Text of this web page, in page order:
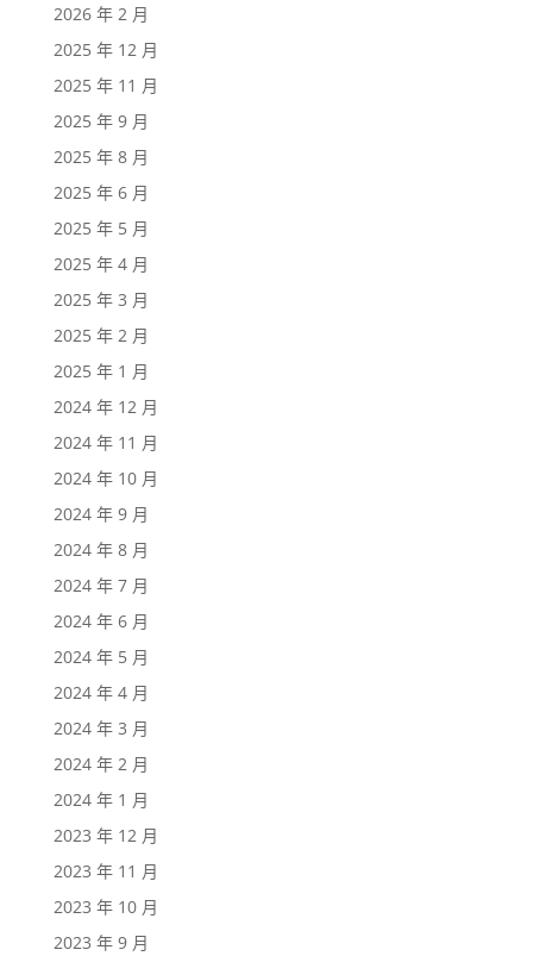
2026 年 2 月
2025 年 12 月
2025 年 11 月
2025 年 9 月
2025 年 8 月
2025 年 6 月
2025 年 5 月
2025 年 4 月
2025 年 3 月
2025 年 2 月
2025 年 1 月
2024 年 12 月
2024 年 11 月
2024 年 10 月
2024 年 9 月
2024 年 8 月
2024 年 7 月
2024 年 6 月
2024 年 5 月
2024 年 4 月
2024 年 3 月
2024 年 2 月
2024 年 1 月
2023 年 12 月
2023 年 11 月
2023 年 10 月
2023 年 9 月